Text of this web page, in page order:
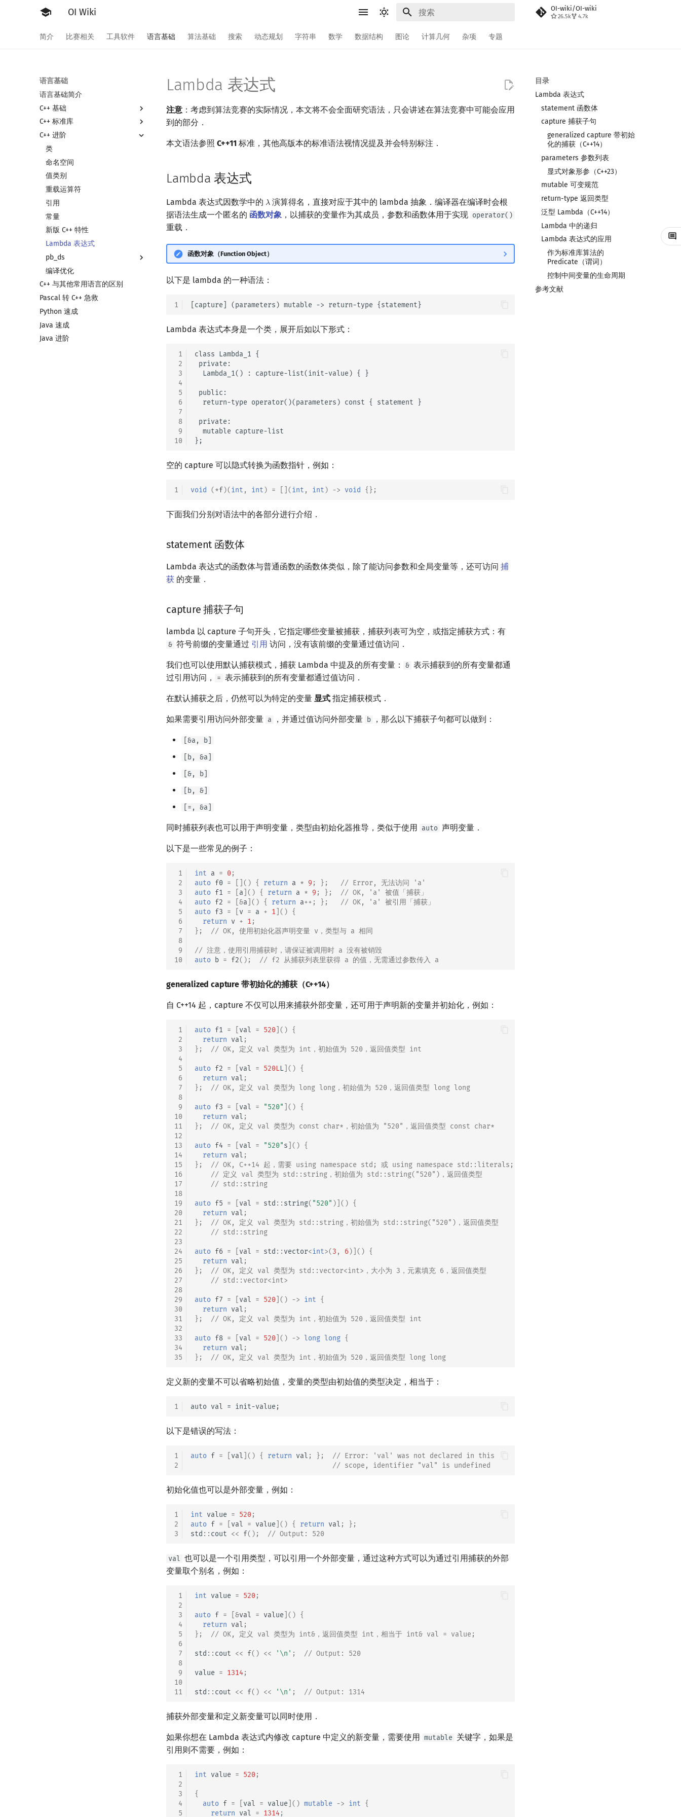
OI Wiki OI-wiki/OI-wiki
26.5k 4.7k
简介 比赛相关 工具软件 语言基础 算法基础 搜索 动态规划 字符串 数学 数据结构 图论 计算几何 杂项 专题
语言基础
语言基础简介
C++ 基础
Hello, World!
C++ 语法基础
变量
运算
流程控制语句
分支
循环
高级数据类型
数组
结构体
联合体
指针
函数
文件操作
C++ 标准库
C++ 标准库简介
STL 容器
STL 容器简介
迭代器
序列式容器
关联式容器
无序关联式容器
容器适配器
STL 算法
bitset
string
pair
C++ 进阶
类
命名空间
值类别
重载运算符
引用
常量
新版 C++ 特性
Lambda 表达式
pb_ds
pb_ds 简介
堆
平衡树
编译优化
C++ 与其他常用语言的区别
Pascal 转 C++ 急救
Python 速成
Java 速成
Java 进阶
目录
Lambda 表达式
statement 函数体
capture 捕获子句
generalized capture 带初始
化的捕获（C++14）
parameters 参数列表
显式对象形参（C++23）
mutable 可变规范
return-type 返回类型
泛型 Lambda（C++14）
Lambda 中的递归
Lambda 表达式的应用
作为标准库算法的
Predicate（谓词）
控制中间变量的生命周期
参考文献
Lambda 表达式
注意 ：考虑到算法竞赛的实际情况，本文将不会全面研究语法，只会讲述在算法竞赛中可能会应用
到的部分．
本文语法参照 C++11 标准，其他高版本的标准语法视情况提及并会特别标注．
Lambda 表达式
Lambda 表达式因数学中的 𝜆
λ 演算得名，直接对应于其中的 lambda 抽象．编译器在编译时会根
据语法生成一个匿名的 函数对象 ，以捕获的变量作为其成员，参数和函数体用于实现 operator()
重载．
函数对象（Function Object）
以下是 lambda 的一种语法：
1
Lambda 表达式本身是一个类，展开后如以下形式：
1
2
3
4
5
6
7
8
9
10
class Lambda_1 {
private:
  Lambda_1() : capture-list(init-value) { }
public:
  return-type operator()(parameters) const { statement }
private:
  mutable capture-list
空的 capture 可以隐式转换为函数指针，例如：
1 void (*f)(int , int) = [](int , int) -> void {};
下面我们分别对语法中的各部分进行介绍．
statement 函数体
Lambda 表达式的函数体与普通函数的函数体类似，除了能访问参数和全局变量等，还可访问 捕
获 的变量．
capture 捕获子句
lambda 以 capture 子句开头，它指定哪些变量被捕获，捕获列表可为空，或指定捕获方式：有
& 符号前缀的变量通过 引用 访问，没有该前缀的变量通过值访问．
我们也可以使用默认捕获模式，捕获 Lambda 中提及的所有变量： & 表示捕获到的所有变量都通
过引用访问，
= 表示捕获到的所有变量都通过值访问．
在默认捕获之后，仍然可以为特定的变量 显式 指定捕获模式．
如果需要引用访问外部变量 a ，并通过值访问外部变量 b ，那么以下捕获子句都可以做到：
[&a, b]
[b, &a]
[&, b]
[b, &]
[=, &a]
同时捕获列表也可以用于声明变量，类型由初始化器推导，类似于使用 auto 声明变量．
以下是一些常见的例子：
1
2
3
4
5
6
7
8
9
10
int a = 0;
auto f0 = []() { return a * 9 ; };
// Error, 无法访问 'a'
auto f1 = a ]() { return a * 9 ; };
// OK, 'a' 被值「捕获」
auto f2 = &a ]() { return a++ ; };
// OK, 'a' 被引用「捕获」
auto f3 = v = a + 1 ]() {
return v + 1 ;
};
// OK, 使用初始化器声明变量 v，类型与 a 相同
// 注意，使用引用捕获时，请保证被调用时 a 没有被销毁
auto
b = f2(); // f2 从捕获列表里获得 a 的值，无需通过参数传入 a
generalized capture 带初始化的捕获（C++14）
自 C++14 起，capture 不仅可以用来捕获外部变量，还可用于声明新的变量并初始化，例如：
1
2
3
4
5
6
7
8
9
10
11
12
13
14
15
16
17
18
19
20
21
22
23
24
25
26
27
28
29
30
31
32
33
34
35
auto f1 = val = 520 ]() {
return val ;
};
// OK, 定义 val 类型为 int，初始值为 520，返回值类型 int
auto f2 = val = 520LL ]() {
return val ;
};
// OK, 定义 val 类型为 long long，初始值为 520，返回值类型 long long
auto f3 = val = "520" ]() {
return val ;
};
// OK, 定义 val 类型为 const char*，初始值为 "520"，返回值类型 const char*
auto f4 = val = "520"s ]() {
return val ;
};
// OK, C++14 起，需要 using namespace std; 或 using namespace std::literals;
// 定义 val 类型为 std::string，初始值为 std::string("520")，返回值类型
// std::string
auto f5 = val = std :: string( "520" )]() {
return val ;
};
// OK, 定义 val 类型为 std::string，初始值为 std::string("520")，返回值类型
// std::string
auto f6 = val = std :: vector<int>(3 , 6)]() {
return val ;
};
// OK, 定义 val 类型为 std::vector<int>，大小为 3，元素填充 6，返回值类型
// std::vector<int>
auto f7 = val = 520 ]() -> int {
return val ;
};
// OK, 定义 val 类型为 int，初始值为 520，返回值类型 int
auto f8 = val = 520 ]() -> long long {
return val ;
};
// OK, 定义 val 类型为 int，初始值为 520，返回值类型 long long
定义新的变量不可以省略初始值，变量的类型由初始值的类型决定，相当于：
1
以下是错误的写法：
1
2
auto f = val ]() { return val ; };
// Error: 'val' was not declared in this
// scope, identifier "val" is undefined
初始化值也可以是外部变量，例如：
1
2
3
int value = 520;
auto f = val = value ]() { return val ;
};
std :: cout << f(); // Output: 520
val 也可以是一个引用类型，可以引用一个外部变量，通过这种方式可以为通过引用捕获的外部
变量取个别名，例如：
1
2
3
4
5
6
7
8
9
10
11
int value = 520;
auto f = &val = value ]() {
return val ;
};
// OK, 定义 val 类型为 int&，返回值类型 int，相当于 int& val = value;
std :: cout << f() << '\n' ; // Output: 520
value = 1314;
std :: cout << f() << '\n' ; // Output: 1314
捕获外部变量和定义新变量可以同时使用．
如果你想在 Lambda 表达式内修改 capture 中定义的新变量，需要使用 mutable 关键字，如果是
引用则不需要，例如：
1
2
3
4
5
int value = 520;
{
auto f = val = value ]() mutable -> int {
return val = 1314;